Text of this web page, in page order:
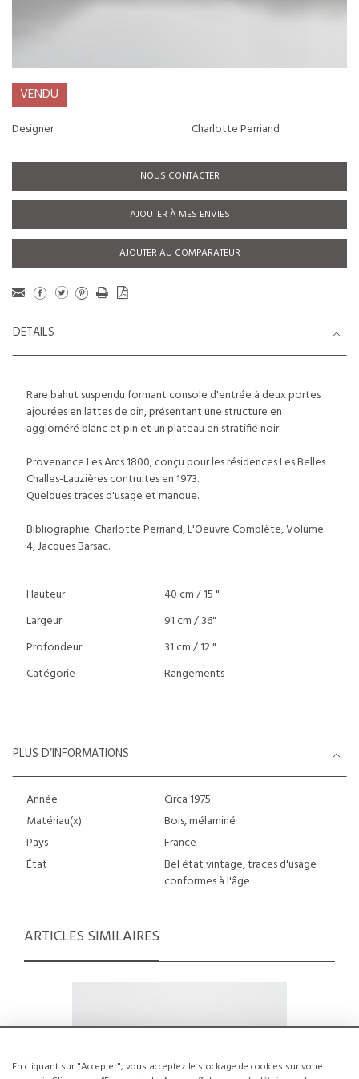
En cliquant sur "Accepter", vous acceptez le stockage de cookies sur votre
VENDU
Designer Charlotte Perriand
NOUS CONTACTER
AJOUTER À MES ENVIES
AJOUTER AU COMPARATEUR
DETAILS
Rare bahut suspendu formant console d'entrée à deux portes
ajourées en lattes de pin, présentant une structure en
aggloméré blanc et pin et un plateau en stratifié noir.
Provenance Les Arcs 1800, conçu pour les résidences Les Belles
Challes-Lauzières contruites en 1973.
Quelques traces d'usage et manque.
Bibliographie: Charlotte Perriand, L'Oeuvre Complète, Volume
4, Jacques Barsac.
Hauteur
40 cm / 15 "
Largeur
91 cm / 36"
Profondeur
31 cm / 12 "
Catégorie
Rangements
PLUS D’INFORMATIONS
Année
Circa 1975
Matériau(x)
Bois, mélaminé
Pays
France
État
Bel état vintage, traces d'usage
conformes à l'âge
ARTICLES SIMILAIRES